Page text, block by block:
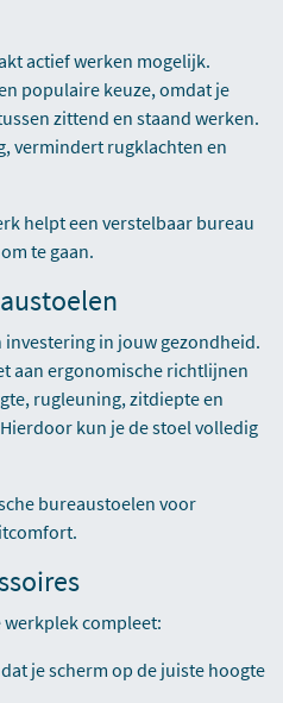
actief werken mogelijk.
populaire keuze, omdat je
zittend en staand werken.
vermindert rugklachten en
helpt een verstelbaar bureau
te gaan.
investering in jouw gezondheid.
aan ergonomische richtlijnen
rugleuning, zitdiepte en
kun je de stoel volledig
bureaustoelen voor
werkplek compleet:
je scherm op de juiste hoogte